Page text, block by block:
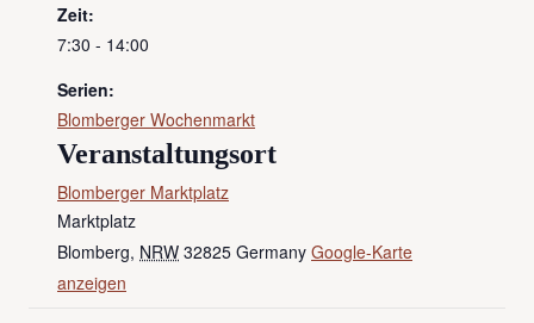
Zeit:
7:30 - 14:00
Serien:
Blomberger Wochenmarkt
Veranstaltungsort
Blomberger Marktplatz
Marktplatz
Blomberg, NRW 32825 Germany Google-Karte
anzeigen